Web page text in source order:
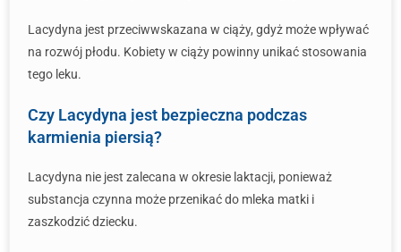
Lacydyna jest przeciwwskazana w ciąży, gdyż może wpływać
na rozwój płodu. Kobiety w ciąży powinny unikać stosowania
tego leku.
Czy Lacydyna jest bezpieczna podczas
karmienia piersią?
Lacydyna nie jest zalecana w okresie laktacji, ponieważ
substancja czynna może przenikać do mleka matki i
zaszkodzić dziecku.